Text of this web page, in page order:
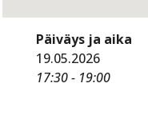
Päiväys ja aika
19.05.2026
17:30 - 19:00